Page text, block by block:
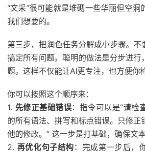
“文采”很可能就是堆砌一些华丽但空洞
我们想要的。
第三步，把润色任务分解成小步骤。不
搞定所有问题。聪明的做法是分步进行
题。这样不仅能让AI更专注，也方便你
你可以按照这个顺序来：
1. 先修正基础错误：指令可以是“请检
的所有语法、拼写和标点错误。只修正
他的修改。” 这一步是打基础，确保文本
2. 再优化句子结构 ：完成第一步后，